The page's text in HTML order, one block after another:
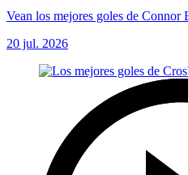
Vean los mejores goles de Connor
20 jul. 2026